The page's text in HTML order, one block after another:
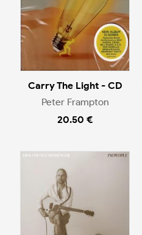
Carry The Light - CD
Peter Frampton
20.50 €